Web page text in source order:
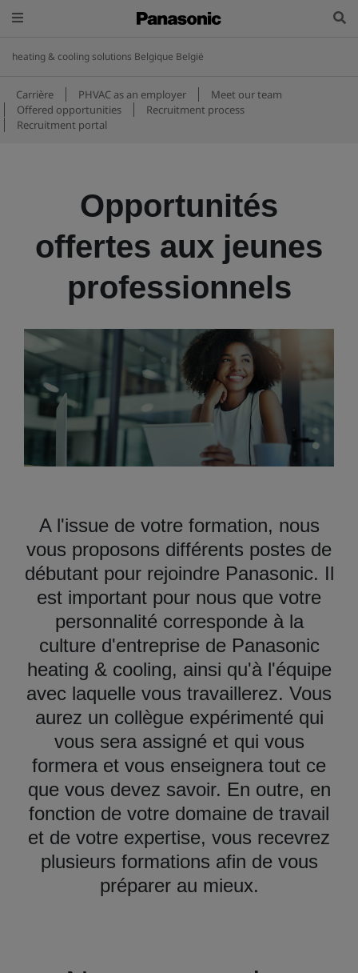
heating & cooling solutions Belgique België
Carrière PHVAC as an employer
Meet our team
Offered opportunities
Recruitment process
Recruitment portal
Opportunités
offertes aux jeunes
professionnels
A l'issue de votre formation, nous
vous proposons différents postes de
débutant pour rejoindre Panasonic. Il
est important pour nous que votre
personnalité corresponde à la
culture d'entreprise de Panasonic
heating & cooling, ainsi qu'à l'équipe
avec laquelle vous travaillerez. Vous
aurez un collègue expérimenté qui
vous sera assigné et qui vous
formera et vous enseignera tout ce
que vous devez savoir. En outre, en
fonction de votre domaine de travail
et de votre expertise, vous recevrez
plusieurs formations afin de vous
préparer au mieux.